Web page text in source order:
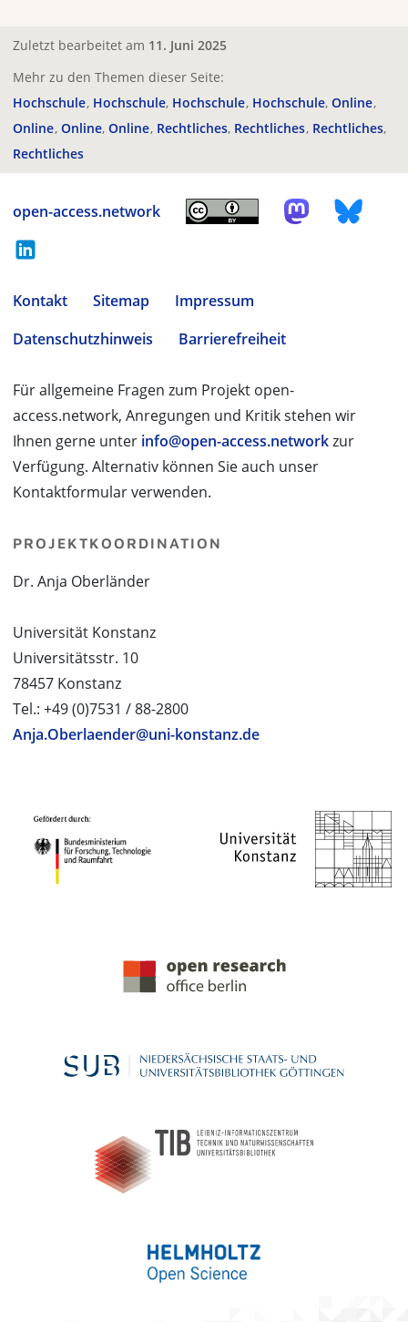
Zuletzt bearbeitet am 11. Juni 2025
Mehr zu den Themen dieser Seite:
Hochschule Hochschule Hochschule Hochschule Online
Online Online Online Rechtliches Rechtliches Rechtliches
Rechtliches
open-access.network
Kontakt Sitemap
Impressum
Datenschutzhinweis
Barrierefreiheit
Für allgemeine Fragen zum Projekt open-
access.network, Anregungen und Kritik stehen wir
Ihnen gerne unter info@open-access.networkzur
Verfügung. Alternativ können Sie auch unser
Kontaktformular verwenden.
PROJEKTKOORDINATION
Dr. Anja Oberländer
Universität Konstanz
Universitätsstr. 10
78457 Konstanz
Tel.: +49 (0)7531 / 88-2800
Anja.Oberlaender@uni-konstanz.de